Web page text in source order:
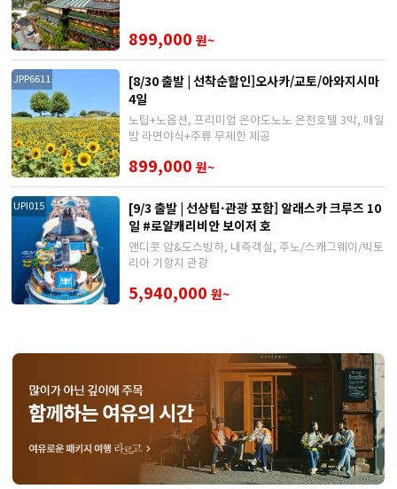
899,000 원~
JPP6611
[8/30 출발 | 선착순할인]오사카/교토/아와지시마
4일
노팁+노옵션, 프리미엄 온야도노노 온천호텔 3박, 매일
밤 라면야식+주류 무제한 제공
899,000 원~
UPI015
[9/3 출발 | 선상팁·관광 포함] 알래스카 크루즈 10
일 #로얄캐리비안 보이저 호
앤디콧 암&도스빙하, 내측객실, 주노/스캐그웨이/빅토
리아 기항지 관광
5,940,000 원~